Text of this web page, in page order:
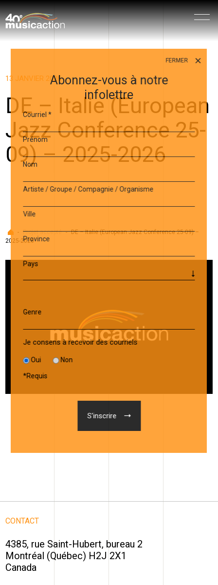
Menu
13 JANVIER 2026
DE – Italie (European
Jazz Conference 25-
09) – 2025-2026
Accueil
- Projet accepté - DE – Italie (European Jazz Conference 25-09) –
2025-2026
CONTACT
4385, rue Saint-Hubert, bureau 2
Montréal (Québec) H2J 2X1
Canada
FERMER
Abonnez-vous à notre
infolettre
Courriel*
Prénom
Nom
Artiste / Groupe / Compagnie / Organisme
Ville
Province
Pays
Genre
Je consens à recevoir des courriels
Oui Non
*Requis